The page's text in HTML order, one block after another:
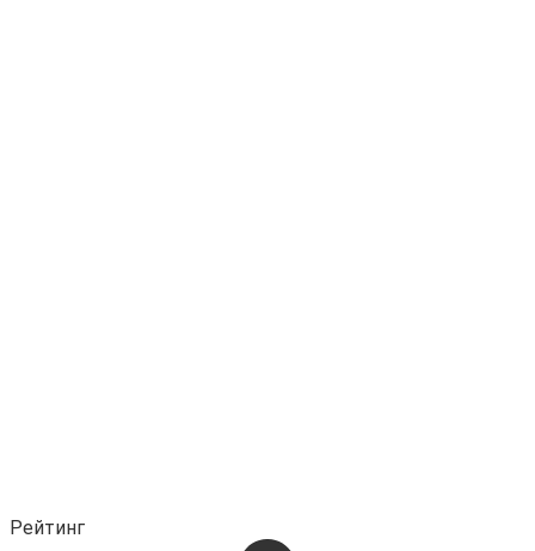
Рейтинг